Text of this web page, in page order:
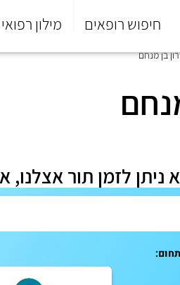
חיפוש רופאים מילון רפואי
סוף
התפריט
בן מנחם
לזמן תור